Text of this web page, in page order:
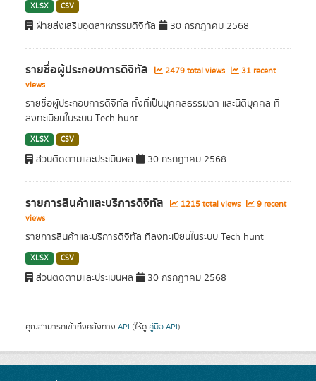
XLSX CSV
ฝ่ายส่งเสริมอุตสาหกรรมดิจิทัล 30 กรกฎาคม 2568
รายชื่อผู้ประกอบการดิจิทัล 2479 total views
31 recent
views
รายชื่อผู้ประกอบการดิจิทัล ทั้งที่เป็นบุคคลธรรมดา และนิติบุคคล ที่
ลงทะเบียนในระบบ Tech hunt
XLSX CSV
ส่วนติดตามและประเมินผล 30 กรกฎาคม 2568
รายการสินค้าและบริการดิจิทัล 1215 total views
9 recent
views
รายการสินค้าและบริการดิจิทัล ที่ลงทะเบียนในระบบ Tech hunt
XLSX CSV
ส่วนติดตามและประเมินผล 30 กรกฎาคม 2568
คุณสามารถเข้าถึงคลังทาง API (ให้ดู คู่มือ API).